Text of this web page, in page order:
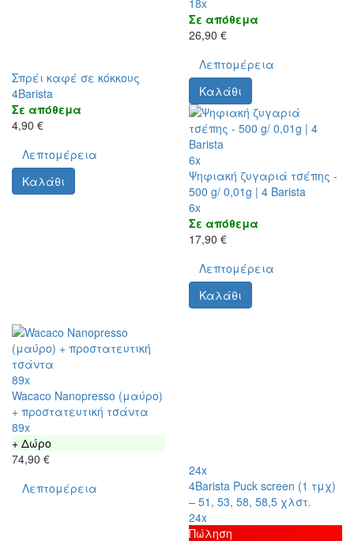
Σπρέι καφέ σε κόκκους
4Barista
Σε απόθεμα
4,90 €
Λεπτομέρεια
Καλάθι
Σε απόθεμα
26,90 €
Λεπτομέρεια
Καλάθι
6x
Ψηφιακή ζυγαριά τσέπης -
500 g/ 0,01g | 4 Barista
6x
Σε απόθεμα
17,90 €
Λεπτομέρεια
Καλάθι
89x
Wacaco Nanopresso (μαύρο)
+ προστατευτική τσάντα
89x
+ Δώρο
74,90 €
Λεπτομέρεια
24x
4Barista Puck screen (1 τμχ)
– 51, 53, 58, 58,5 χλστ.
24x
Πώληση